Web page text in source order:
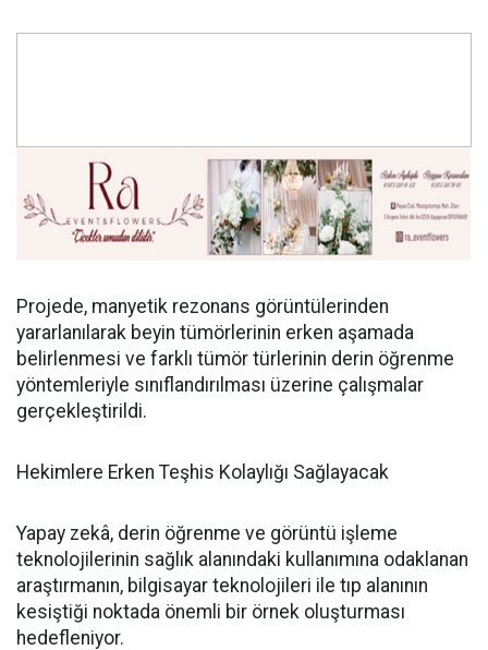
Projede, manyetik rezonans görüntülerinden
yararlanılarak beyin tümörlerinin erken aşamada
belirlenmesi ve farklı tümör türlerinin derin öğrenme
yöntemleriyle sınıflandırılması üzerine çalışmalar
gerçekleştirildi.
Hekimlere Erken Teşhis Kolaylığı Sağlayacak
Yapay zekâ, derin öğrenme ve görüntü işleme
teknolojilerinin sağlık alanındaki kullanımına odaklanan
araştırmanın, bilgisayar teknolojileri ile tıp alanının
kesiştiği noktada önemli bir örnek oluşturması
hedefleniyor.